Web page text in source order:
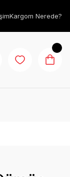
Kargom Nerede?